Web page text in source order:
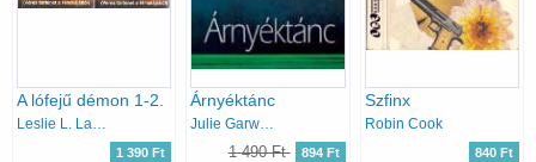
A lófejű démon 1-2.
Leslie L. Lawrence
1 390 Ft
Árnyéktánc
Julie Garwood
1 490 Ft 894 Ft
Szfinx
Robin Cook
840 Ft